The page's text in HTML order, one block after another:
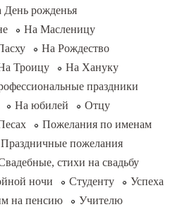
День рожденья
На Масленицу
На Рождество
Троицу
На Хануку
праздники
На юбилей
Отцу
Пожелания по именам
Праздничные пожелания
стихи на свадьбу
ночи Студенту
Успеха
на пенсию
Учителю